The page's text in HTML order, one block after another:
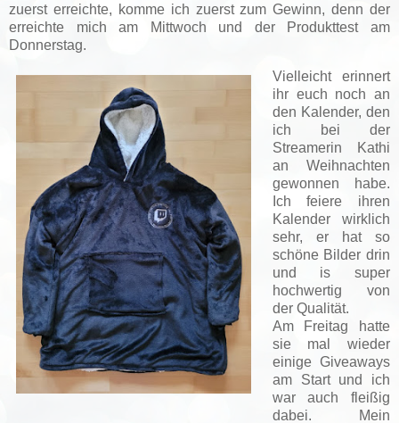
zuerst erreichte, komme ich zuerst zum Gewinn, denn der
erreichte mich am Mittwoch und der Produkttest am
Donnerstag.
Vielleicht erinnert
ihr euch noch an
den Kalender, den
ich bei der
Streamerin Kathi
an Weihnachten
gewonnen habe.
Ich feiere ihren
Kalender wirklich
sehr, er hat so
schöne Bilder drin
und is super
hochwertig von
der Qualität.
Am Freitag hatte
sie mal wieder
einige Giveaways
am Start und ich
war auch fleißig
dabei. Mein